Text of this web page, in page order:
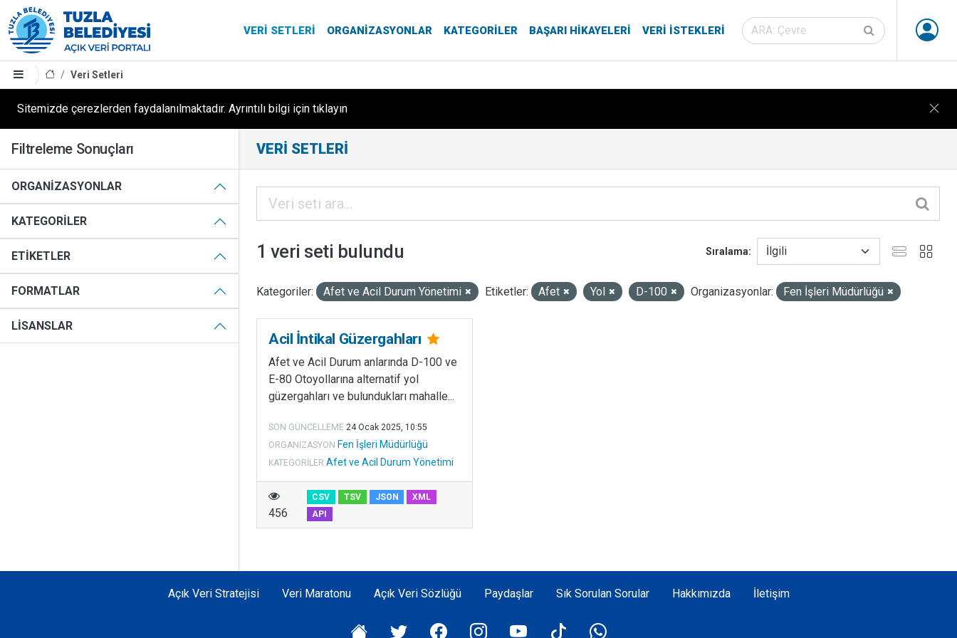
VERI SETLERI ORGANIZASYONLAR KATEGORILER BAŞARI HIKAYELERI VERI İSTEKLERI
Veri Setleri
Sitemizde çerezlerden faydalanılmaktadır. Ayrıntılı bilgi için tıklayın
Filtreleme Sonuçları
ORGANIZASYONLAR
KATEGORILER
ETIKETLER
FORMATLAR
LISANSLAR
VERI SETLERI
1 veri seti bulundu Sıralama
Kategoriler: Afet ve Acil Durum Yönetimi Etiketler: Afet Yol D-100 Organizasyonlar: Fen İşleri Müdürlüğü
Acil İntikal Güzergahları
Afet ve Acil Durum anlarında D-100 ve
E-80 Otoyollarına alternatif yol
güzergahları ve bulundukları mahalle...
SON GÜNCELLEME 24 Ocak 2025, 10:55
ORGANIZASYON Fen İşleri Müdürlüğü
KATEGORILER Afet ve Acil Durum Yönetimi
456
CSV TSV JSON
XML
API
Açık Veri Stratejisi Veri Maratonu Açık Veri Sözlüğü Paydaşlar Sık Sorulan Sorular Hakkımızda İletişim